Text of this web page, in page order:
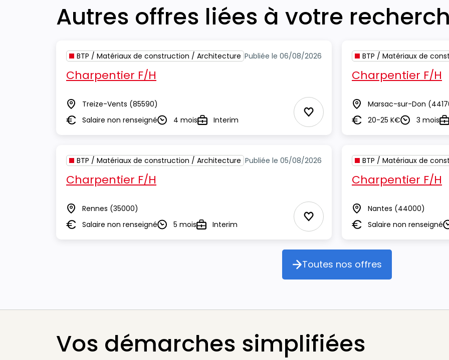
Autres offres liées à votre
BTP / Matériaux de construction / Architecture Publiée le 06/08/2026
Charpentier F/H
Lieu Treize-Vents (85590)
SalaireSalaire non renseignéDurée4 moisTypeInterim Ajouter aux Favoris
BTP / Matériaux de
Charpentier F/H
Lieu Marsac-sur-Don
Salaire20-25 K€Durée3 mois
BTP / Matériaux de construction / Architecture Publiée le 05/08/2026
Charpentier F/H
Lieu Rennes (35000)
SalaireSalaire non renseignéDurée5 moisTypeInterim Ajouter aux Favoris
BTP / Matériaux de
Charpentier F/H
Lieu Nantes (44000)
SalaireSalaire non renseigné
Toutes nos offres
Toutes nos offres
Vos démarches simplifiées